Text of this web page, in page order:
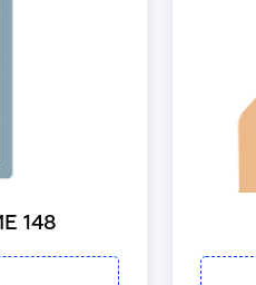
148